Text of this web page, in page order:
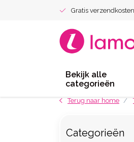
Gratis
Bekijk alle
categorieën
Terug naar home
Categorieën